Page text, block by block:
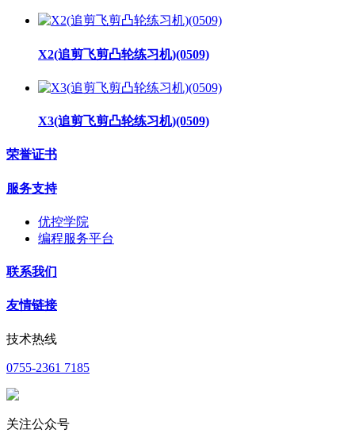
X2(追剪飞剪凸轮练习机)(0509)
X3(追剪飞剪凸轮练习机)(0509)
荣誉证书
服务支持
优控学院
编程服务平台
联系我们
友情链接
技术热线
0755-2361 7185
关注公众号